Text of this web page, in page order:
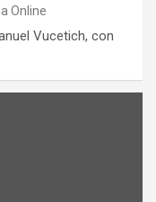
Online
Vucetich, con